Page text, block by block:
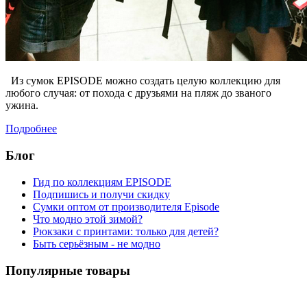
Из сумок EPISODE можно создать целую коллекцию для
любого случая: от похода с друзьями на пляж до званого
ужина.
Подробнее
Блог
Гид по коллекциям EPISODE
Подпишись и получи скидку
Сумки оптом от производителя Episode
Что модно этой зимой?
Рюкзаки с принтами: только для детей?
Быть серьёзным - не модно
Популярные товары